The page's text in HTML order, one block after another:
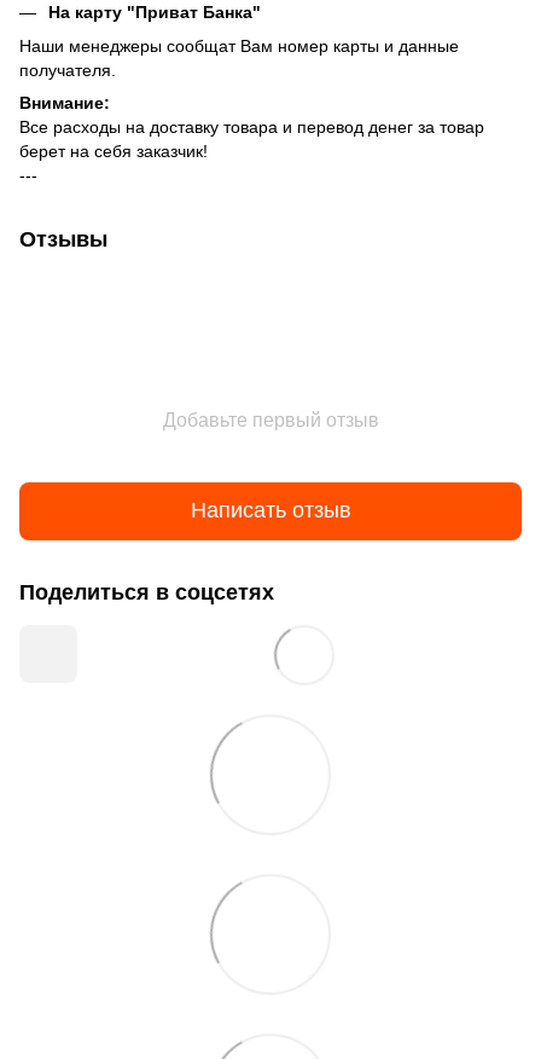
На карту "Приват Банка"
Наши менеджеры сообщат Вам номер карты и данные
получателя.
Внимание:
Все расходы на доставку товара и перевод денег за товар
берет на себя заказчик!
---
Отзывы
Добавьте первый отзыв
Написать отзыв
Поделиться в соцсетях